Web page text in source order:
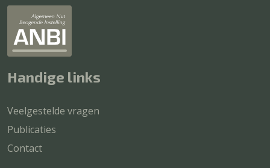
Handige links
Veelgestelde vragen
Publicaties
Contact